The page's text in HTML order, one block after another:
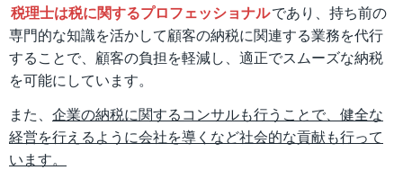
税理士は税に関するプロフェッショナルであり、持ち前の
専門的な知識を活かして顧客の納税に関連する業務を代行
することで、顧客の負担を軽減し、適正でスムーズな納税
を可能にしています。
また、 企業の納税に関するコンサルも行うことで、健全な
経営を行えるように会社を導くなど社会的な貢献も行って
います。